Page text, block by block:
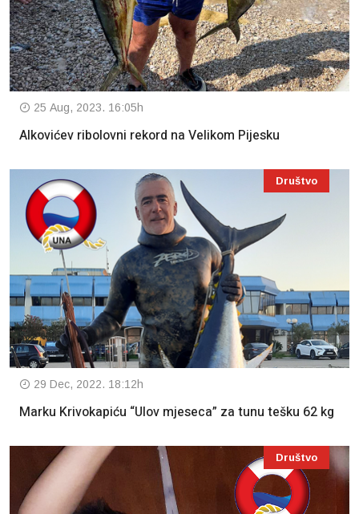
25 Aug, 2023. 16:05h
Alkovićev ribolovni rekord na Velikom Pijesku
Društvo
29 Dec, 2022. 18:12h
Marku Krivokapiću “Ulov mjeseca” za tunu tešku 62 kg
Društvo